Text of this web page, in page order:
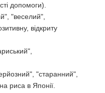
допомоги).
"веселий",
відкриту
"старанний",
риса в Японії.